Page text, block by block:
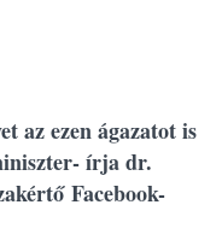
az ezen ágazatot is
írja dr.
Facebook-